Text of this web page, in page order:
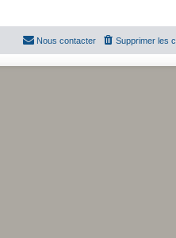
Supprimer les
Nous contacter